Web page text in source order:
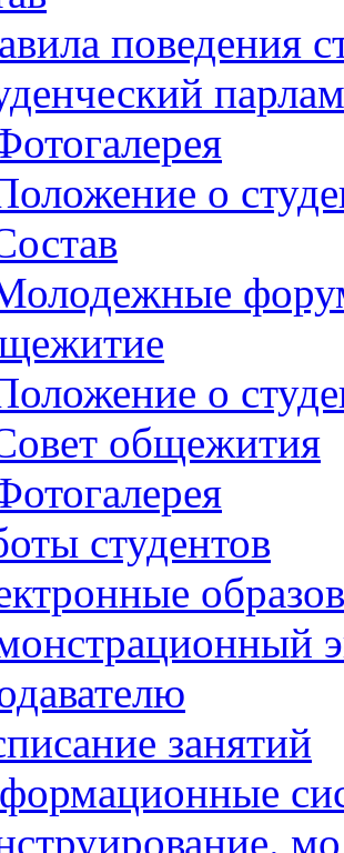
поведения
о
о
общежития
студентов
занятий